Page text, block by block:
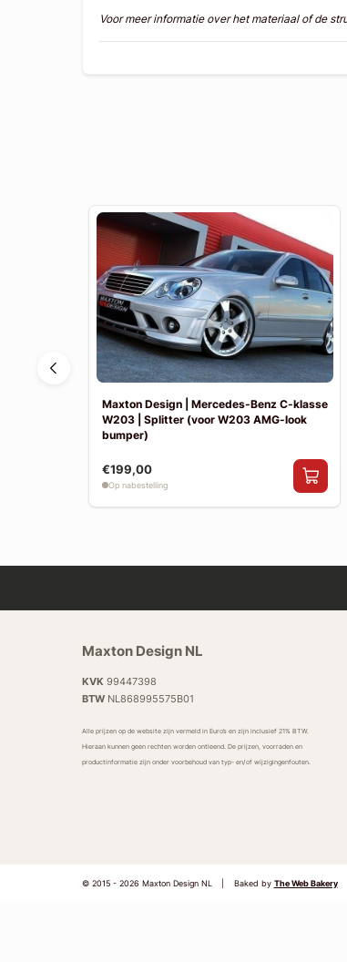
Voor meer informatie over het materiaal of de
Maxton Design | Mercedes-Benz C-klasse
W203 | Splitter (voor W203 AMG-look
bumper)
€199,00
Op nabestelling
Maxton Design NL
KVK 99447398
BTWNL868995575B01
Alle prijzen op de website zijn vermeld in Euro’s en zijn inclusief 21% BTW.
Hieraan kunnen geen rechten worden ontleend. De prijzen, voorraden en
productinformatie zijn onder voorbehoud van typ- en/of wijzigingenfouten.
© 2015 - 2026 Maxton Design NL Baked by The Web Bakery